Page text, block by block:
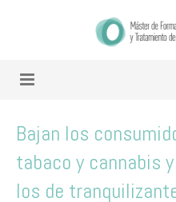
Bajan los
tabaco y cannabis
los de